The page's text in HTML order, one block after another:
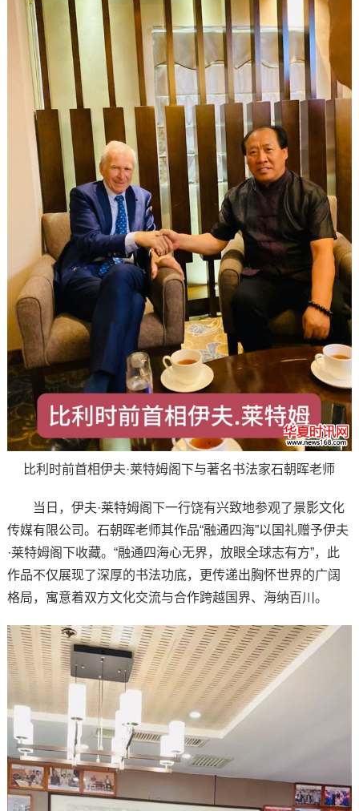
比利时前首相伊夫·莱特姆阁下与著名书法家石朝晖老师
当日，伊夫·莱特姆阁下一行饶有兴致地参观了景影文化
传媒有限公司。石朝晖老师其作品“融通四海”以国礼赠予伊夫
·莱特姆阁下收藏。“融通四海心无界，放眼全球志有方”，此
作品不仅展现了深厚的书法功底，更传递出胸怀世界的广阔
格局，寓意着双方文化交流与合作跨越国界、海纳百川。